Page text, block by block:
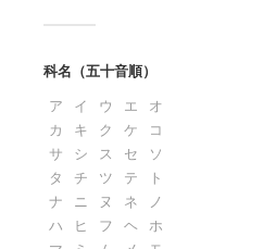
科名（五十音順）
ア
イ ウ エ
オ
カ
キ ク ケ
コ
サ
シ ス セ
ソ
タ
チ ツ テ
ト
ナ
ニ ヌ ネ
ノ
ハ
ヒ フ ヘ
ホ